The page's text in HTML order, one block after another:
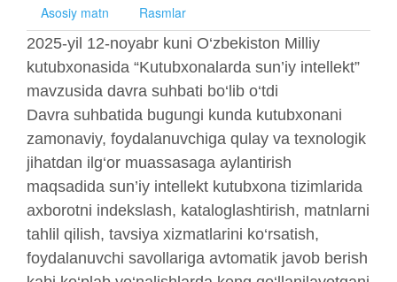
Asosiy matn
Rasmlar
2025-yil 12-noyabr kuni O‘zbekiston Milliy
kutubxonasida “Kutubxonalarda sun’iy intellekt”
mavzusida davra suhbati bo‘lib o‘tdi
Davra suhbatida bugungi kunda kutubxonani
zamonaviy, foydalanuvchiga qulay va texnologik
jihatdan ilg‘or muassasaga aylantirish
maqsadida sun’iy intellekt kutubxona tizimlarida
axborotni indekslash, kataloglashtirish, matnlarni
tahlil qilish, tavsiya xizmatlarini ko‘rsatish,
foydalanuvchi savollariga avtomatik javob berish